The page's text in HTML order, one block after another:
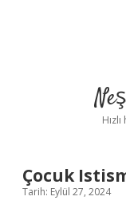
Çocuk
Tarih: Eylül 27, 2024